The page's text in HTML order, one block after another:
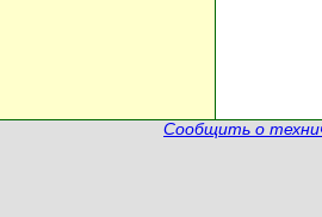
Сообщить о